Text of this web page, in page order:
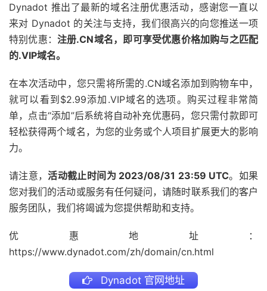
Dynadot 推出了最新的域名注册优惠活动，感谢您一直以
来对 Dynadot 的关注与支持，我们很高兴的向您推送一项
特别优惠：注册.CN域名，即可享受优惠价格加购与之匹配
的.VIP域名。
在本次活动中，您只需将所需的.CN域名添加到购物车中，
就可以看到$2.99添加.VIP域名的选项。购买过程非常简
单，点击“添加”后系统将自动补充优惠码，您只需付款即可
轻松获得两个域名，为您的业务或个人项目扩展更大的影响
力。
请注意，活动截止时间为 2023/08/31 23:59 UTC。如果
您对我们的活动或服务有任何疑问，请随时联系我们的客户
服务团队，我们将竭诚为您提供帮助和支持。
优惠地址：
https://www.dynadot.com/zh/domain/cn.html
Dynadot 官网地址